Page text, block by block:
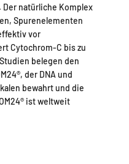
natürliche Komplex
Spurenelementen
vor
Cytochrom-C bis zu
belegen den
der DNA und
bewahrt und die
ist weltweit